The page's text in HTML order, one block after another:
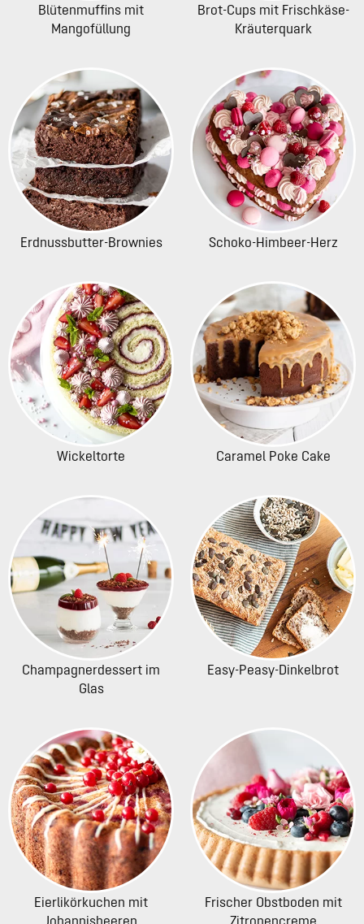
Blütenmuffins mit
Mangofüllung
Brot-Cups mit Frischkäse-
Kräuterquark
Erdnussbutter-Brownies Schoko-Himbeer-Herz
Wickeltorte Caramel Poke Cake
Champagnerdessert im
Glas
Easy-Peasy-Dinkelbrot
Eierlikörkuchen mit
Frischer Obstboden mit